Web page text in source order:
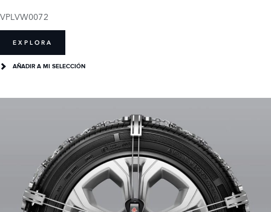
VPLVW0072
EXPLORA
AÑADIR A MI SELECCIÓN